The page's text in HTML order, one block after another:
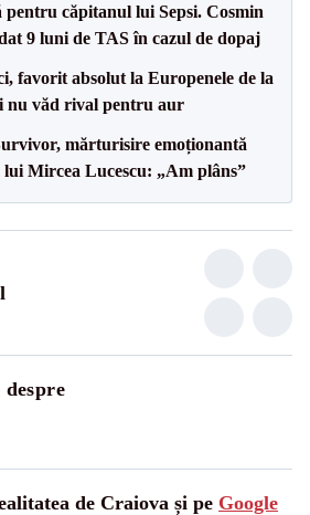
căpitanul lui Sepsi. Cosmin
9 luni de TAS în cazul de dopaj
favorit absolut la Europenele de la
nu văd rival pentru aur
mărturisire emoționantă
Mircea Lucescu: „Am plâns”
de Craiova și pe Google